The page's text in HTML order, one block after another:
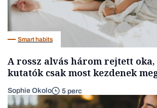
Smart habits
A rossz alvás három rejtett oka,
kutatók csak most kezdenek
Sophie Okolo 5 perc